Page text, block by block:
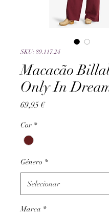
SKU: 89.117.24
Macacão
Only In
69,95 €Preço
Cor *
Género *
Marca *